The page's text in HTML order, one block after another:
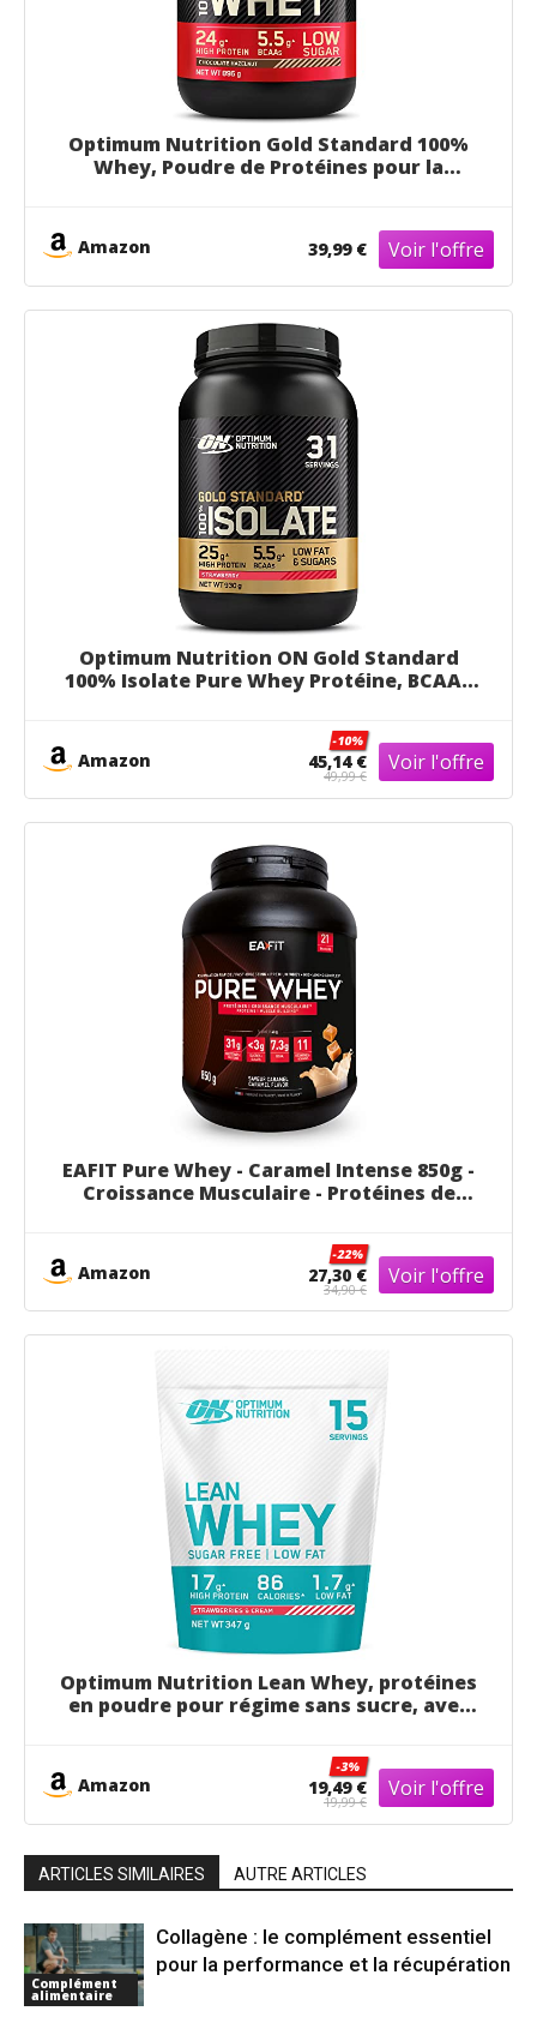
Optimum Nutrition Gold Standard 100%
Whey, Poudre de Protéines pour la
Aminés BCAA Naturels, Chocolat
Noisette, 28 Portions, 896 g
Amazon 39,99 €
Optimum Nutrition ON Gold Standard
100% Isolate Pure Whey Protéine, BCAAs
et Après Entraînement, Saveur Fraise, 31
Portions, 930 g
Amazon 45,14 €
-10%
49,99 €
EAFIT Pure Whey - Caramel Intense 850g -
Croissance Musculaire - Protéines de
Aminés et des enzymes Digestives -
Complexe High Amino - Certifié Anti-
Amazon 27,30 €
-22%
34,90 €
Optimum Nutrition Lean Whey, protéines
en poudre pour régime sans sucre, avec
des muscles, goût Fraises & Crème, 15
portions, 347 g
Amazon 19,49 €
-3%
19,99 €
ARTICLES SIMILAIRES AUTRE ARTICLES
Complément
alimentaire
Collagène : le complément essentiel
pour la performance et la récupération